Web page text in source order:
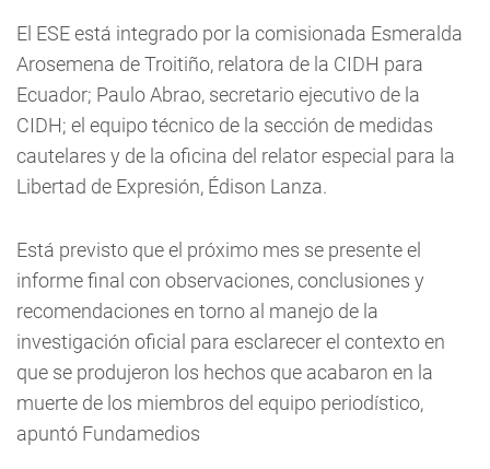
El ESE está integrado por la comisionada Esmeralda
Arosemena de Troitiño, relatora de la CIDH para
Ecuador; Paulo Abrao, secretario ejecutivo de la
CIDH; el equipo técnico de la sección de medidas
cautelares y de la oficina del relator especial para la
Libertad de Expresión, Édison Lanza.
Está previsto que el próximo mes se presente el
informe final con observaciones, conclusiones y
recomendaciones en torno al manejo de la
investigación oficial para esclarecer el contexto en
que se produjeron los hechos que acabaron en la
muerte de los miembros del equipo periodístico,
apuntó Fundamedios